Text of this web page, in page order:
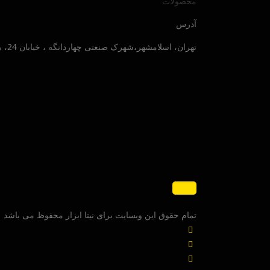
آدرس
تهران، اسلامشهر،شهرک صنعتی چهاردانگه ، خیابان 24، بلوار صنایع جنوبی ، پلاک 30
تمام حقوق این وبسایت برای نیتا ابزار محفوظ می باشد